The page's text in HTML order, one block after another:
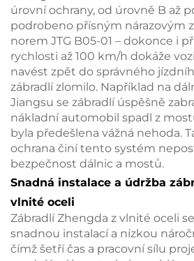
úrovní ochrany, od úrovně B až
podrobeno přísným nárazovým
norem JTG B05-01 – dokonce i
rychlosti až 100 km/h dokáže
navést zpět do správného
zábradlí zlomilo. Například na
Jiangsu se zábradlí úspěšně
nákladní automobil spadl z
byla předešlena vážná nehoda.
ochrana činí tento systém
bezpečnost dálnic a mostů.
Snadná instalace a údržba
vlnité oceli
Zábradlí Zhengda z vlnité oceli
snadnou instalací a nízkou
čímž šetří čas a pracovní sílu